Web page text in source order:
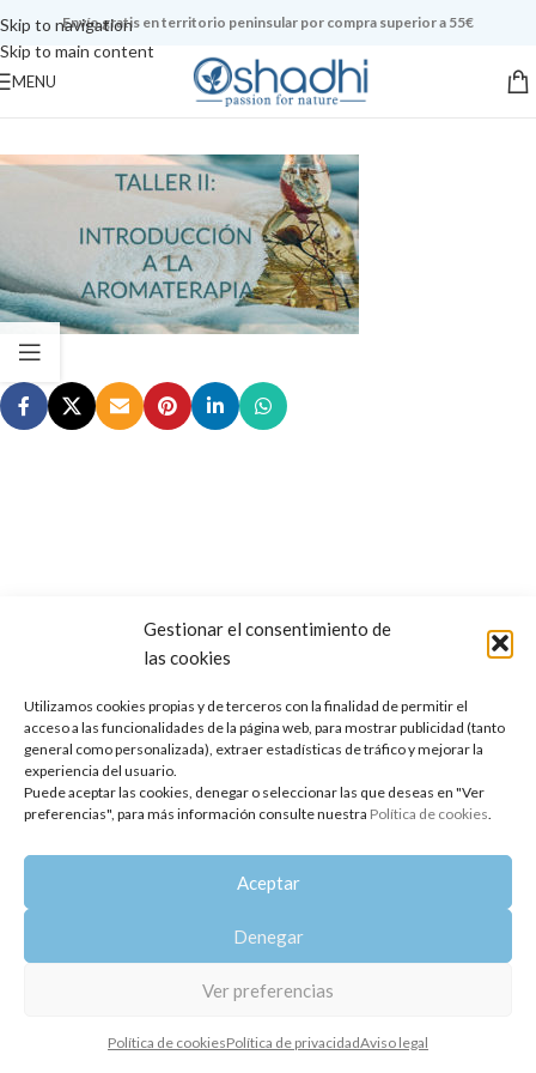
Gestionar el consentimiento de
las cookies
Utilizamos cookies propias y de terceros con la finalidad de permitir el
acceso a las funcionalidades de la página web, para mostrar publicidad (tanto
general como personalizada), extraer estadísticas de tráfico y mejorar la
experiencia del usuario.
Puede aceptar las cookies, denegar o seleccionar las que deseas en "Ver
preferencias", para más información consulte nuestra Política de cookies.
Aceptar
Denegar
Ver preferencias
Política de cookiesPolítica de privacidadAviso legal
Skip to navigation
Skip to main content
Envío gratis en territorio peninsular por compra superior a 55€
MENU
Copyright 2014-2025
Política de privacidad Aviso legal | Política de cookies